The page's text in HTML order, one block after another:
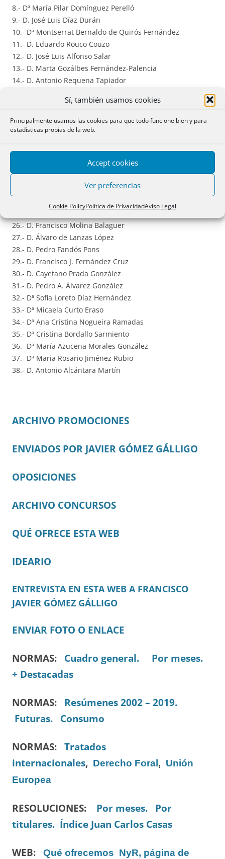
Sí, también usamos cookies
Principalmente usamos las cookies para que todo funcione bien y para
estadísticas propias de la web.
Accept cookies
Ver preferencias
Cookie PolicyPolítica de PrivacidadAviso Legal
8.- Dª María Pilar Domínguez Perelló
9.- D. José Luis Díaz Durán
10.- Dª Montserrat Bernaldo de Quirós Fernández
11.- D. Eduardo Rouco Couzo
12.- D. José Luis Alfonso Salar
13.- D. Marta Gozálbes Fernández-Palencia
14.- D. Antonio Requena Tapiador
16.- Dª Carmen Gorena Puértolas
17.- Dª Carmen Miquel Lasso de la Vega
18.- Dª María Jesús Franco Alonso
20.- D. Antonio Fernández Sevilla
21.- D. Álvaro Esteban Gómez
22.- D. Eduardo Font Roger
23.- Dª Ana María Sabater Mataix
25.- D. Luis M. Benavides Parra
26.- D. Francisco Molina Balaguer
27.- D. Álvaro de Lanzas López
28.- D. Pedro Fandós Pons
29.- D. Francisco J. Fernández Cruz
30.- D. Cayetano Prada González
31.- D. Pedro A. Álvarez González
32.- Dª Sofia Loreto Díaz Hernández
33.- Dª Micaela Curto Eraso
34.- Dª Ana Cristina Nogueira Ramadas
35.- Dª Cristina Bordallo Sarmiento
36.- Dª María Azucena Morales González
37.- Dª Maria Rosario Jiménez Rubio
38.- D. Antonio Alcántara Martín
ARCHIVO PROMOCIONES
ENVIADOS POR JAVIER GÓMEZ GÁLLIGO
OPOSICIONES
ARCHIVO CONCURSOS
QUÉ OFRECE ESTA WEB
IDEARIO
ENTREVISTA EN ESTA WEB A FRANCISCO
JAVIER GÓMEZ GÁLLIGO
ENVIAR FOTO O ENLACE
NORMAS: Cuadro general.
Por meses.
+ Destacadas
NORMAS: Resúmenes 2002 – 2019.
Futuras.
Consumo
NORMAS: Tratados
internacionales, Derecho Foral, Unión
Europea
RESOLUCIONES: Por meses.
Por
titulares. Índice Juan Carlos Casas
WEB: Qué ofrecemos NyR, página de